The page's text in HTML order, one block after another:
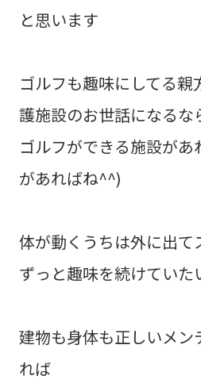
と思います
ゴルフも趣味にしてる親
護施設のお世話になるな
ゴルフができる施設が
があればね^^)
体が動くうちは外に出て
ずっと趣味を続けていた
建物も身体も正しいメン
れば